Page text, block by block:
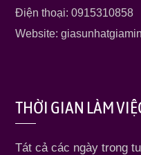
Điện thoại: 0915310858
Website:
THỜI GIAN LÀM
Tát cả các ngày trong